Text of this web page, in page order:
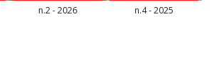
n.2 - 2026 n.4 - 2025